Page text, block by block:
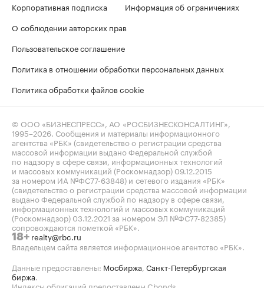
Корпоративная подписка
Информация об ограничениях
О соблюдении авторских прав
Пользовательское соглашение
Политика в отношении обработки персональных данных
Политика обработки файлов cookie
© ООО «БИЗНЕСПРЕСС», АО «РОСБИЗНЕСКОНСАЛТИНГ»,
1995–2026. Сообщения и материалы информационного
агентства «РБК» (свидетельство о регистрации средства
массовой информации выдано Федеральной службой
по надзору в сфере связи, информационных технологий
и массовых коммуникаций (Роскомнадзор) 09.12.2015
за номером ИА №ФС77-63848) и сетевого издания «РБК»
(свидетельство о регистрации средства массовой информации
выдано Федеральной службой по надзору в сфере связи,
информационных технологий и массовых коммуникаций
(Роскомнадзор) 03.12.2021 за номером ЭЛ №ФС77-82385)
сопровождаются пометкой «РБК».
18+ realty@rbc.ru
Владельцем сайта является информационное агентство «РБК».
Данные предоставлены: Мосбиржа, Санкт-Петербургская
биржа.
Индексы облигаций предоставлены Cbonds.